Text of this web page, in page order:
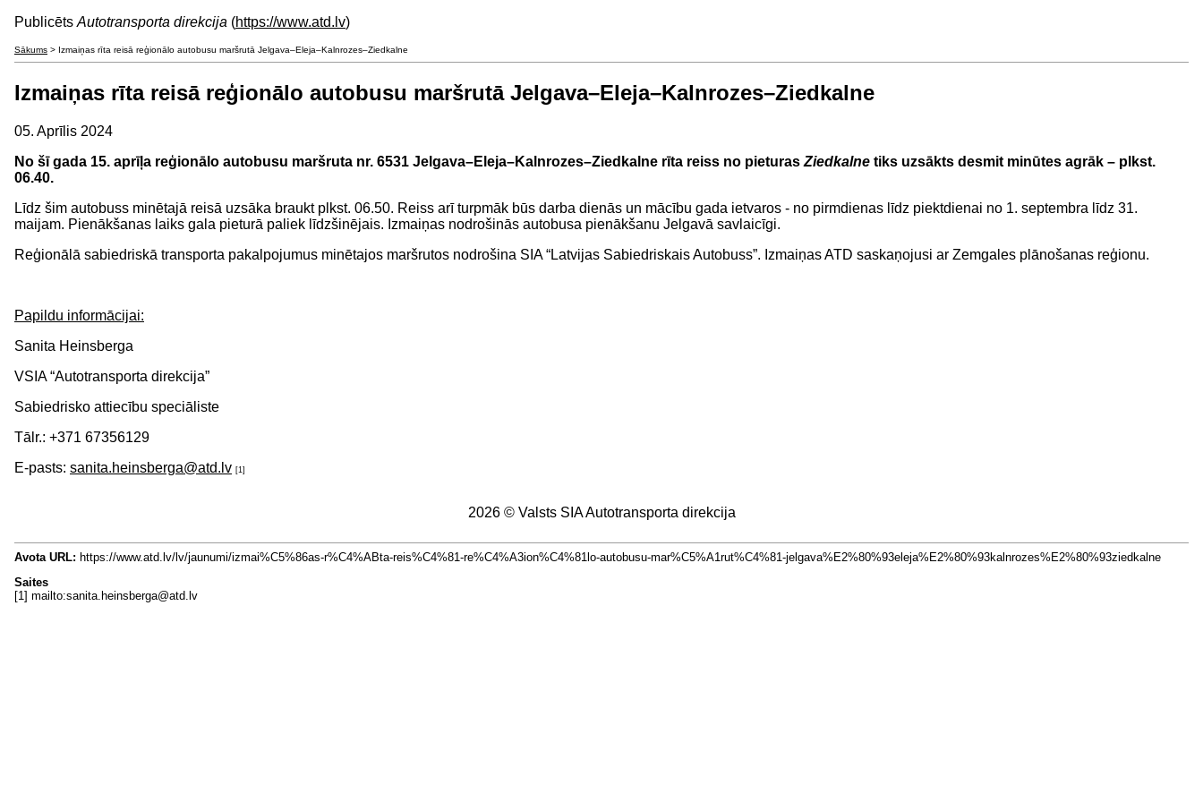
Publicēts Autotransporta direkcija (https://www.atd.lv)
Sākums > Izmaiņas rīta reisā reģionālo autobusu maršrutā Jelgava–Eleja–Kalnrozes–Ziedkalne
Izmaiņas rīta reisā reģionālo autobusu maršrutā Jelgava–Eleja–Kalnrozes–Ziedkalne
05. Aprīlis 2024
No šī gada 15. aprīļa reģionālo autobusu maršruta nr. 6531 Jelgava–Eleja–Kalnrozes–Ziedkalne rīta reiss no pieturas Ziedkalne tiks uzsākts desmit minūtes agrāk – plkst.
06.40.
Līdz šim autobuss minētajā reisā uzsāka braukt plkst. 06.50. Reiss arī turpmāk būs darba dienās un mācību gada ietvaros - no pirmdienas līdz piektdienai no 1. septembra līdz 31.
maijam. Pienākšanas laiks gala pieturā paliek līdzšinējais. Izmaiņas nodrošinās autobusa pienākšanu Jelgavā savlaicīgi.
Reģionālā sabiedriskā transporta pakalpojumus minētajos maršrutos nodrošina SIA “Latvijas Sabiedriskais Autobuss”. Izmaiņas ATD saskaņojusi ar Zemgales plānošanas reģionu.
Papildu informācijai:
Sanita Heinsberga
VSIA “Autotransporta direkcija”
Sabiedrisko attiecību speciāliste
Tālr.: +371 67356129
E-pasts: sanita.heinsberga@atd.lv [1]
2026 © Valsts SIA Autotransporta direkcija
Avota URL: https://www.atd.lv/lv/jaunumi/izmai%C5%86as-r%C4%ABta-reis%C4%81-re%C4%A3ion%C4%81lo-autobusu-mar%C5%A1rut%C4%81-jelgava%E2%80%93eleja%E2%80%93kalnrozes%E2%80%93ziedkalne
Saites
[1] mailto:sanita.heinsberga@atd.lv